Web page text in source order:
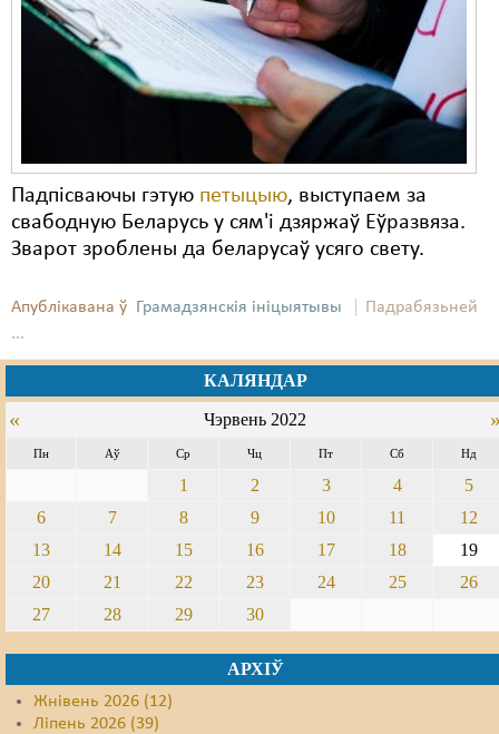
Падпісваючы гэтую петыцыю, выступаем за
свабодную Беларусь у сям'і дзяржаў Еўразвяза.
Зварот зроблены да беларусаў усяго свету.
Апублікавана ў Грамадзянскія ініцыятывы
Падрабязьней
...
КАЛЯНДАР
« Чэрвень 2022
Пн Аў Ср Чц Пт Сб Нд
1 2 3 4
5
6
7 8 9 10 11
12
13
14 15 16 17 18
19
20
21 22 23 24 25
26
27
28 29 30
АРХІЎ
Жнівень 2026 (12)
Ліпень 2026 (39)
Экалёгія
Правы працоўных